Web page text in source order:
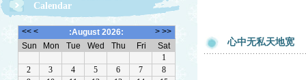
Calendar
心中无私天地宽